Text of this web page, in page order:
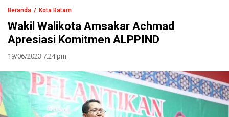
Beranda Kota Batam
Wakil Walikota Amsakar Achmad
Apresiasi Komitmen ALPPIND
19/06/2023 7:24 pm